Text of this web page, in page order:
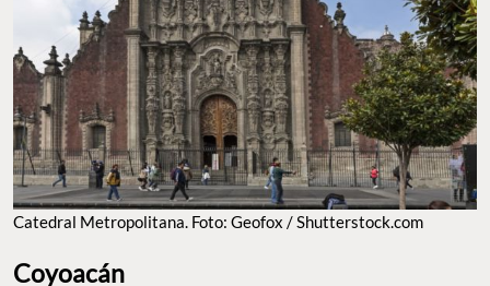
Catedral Metropolitana. Foto: Geofox / Shutterstock.com
Coyoacán